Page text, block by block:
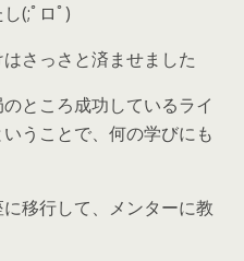
(;ﾟロﾟ)
さっさと済ませました
ところ成功しているライ
うことで、何の学びにも
移行して、メンターに教